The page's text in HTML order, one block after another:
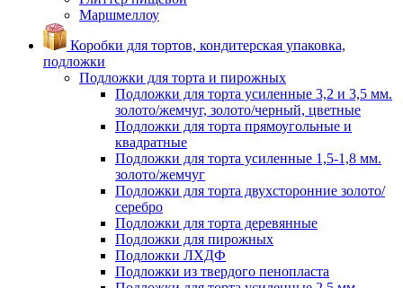
Маршмеллоу
Коробки для тортов, кондитерская упаковка,
подложки
Подложки для торта и пирожных
Подложки для торта усиленные 3,2 и 3,5 мм.
золото/жемчуг, золото/черный, цветные
Подложки для торта прямоугольные и
квадратные
Подложки для торта усиленные 1,5-1,8 мм.
золото/жемчуг
Подложки для торта двухсторонние золото/
серебро
Подложки для торта деревянные
Подложки для пирожных
Подложки ЛХДФ
Подложки из твердого пенопласта